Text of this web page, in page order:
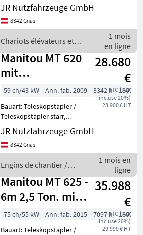
2500kg, Hubhöhe: 3300mm,
Bauhöhe: 2140mm,
Bereifung vorne: Vollgummi
Bereifung hinten:
Vollgummi
JR Nutzfahrzeuge GmbH
8342 Gnas
Chariots élévateurs et
techniques de stockage /
Manitou
1 mois
en ligne
Manitou MT 620
mit
Palettengabel
(6m - 2 Ton.)
28.680
€
TTC (TVA
incluse 20%)
23.900 € HT
59 ch/43 kW Ann. fab. 2009 3342 h
1800
Bauart: Teleskopstapler /
Teleskopstapler starr,
Tragkraft: 2000kg, Hubhöhe:
6000mm, Bauhöhe:
1920mm, Bereifung vorne:
Bereifung hinten:
Vollgumm
JR Nutzfahrzeuge GmbH
8342 Gnas
Engins de chantier /
Manitou
1 mois en
ligne
Manitou MT 625 -
6m 2,5 Ton. mit
Palettengabel +
Schnell
35.988
€
TTC (TVA
incluse 20%)
29.990 € HT
75 ch/55 kW Ann. fab. 2015 7097 h
1800
Bauart: Teleskopstapler /